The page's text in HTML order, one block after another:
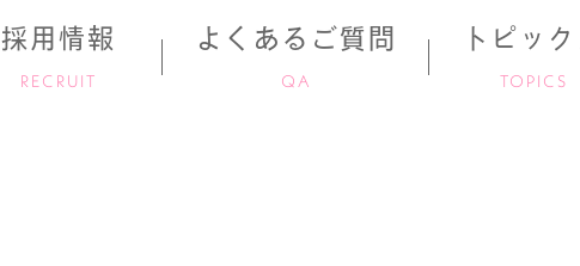
採用情報
RECRUIT
よくあるご質問
QA
トピック
TOPICS